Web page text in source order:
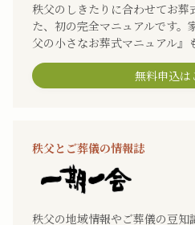
秩父のしきたりに合わせてお葬
た、初の完全マニュアルです。
父の小さなお葬式マニュアル』
無料申込は
秩父とご葬儀の情報誌
秩父の地域情報やご葬儀の豆知